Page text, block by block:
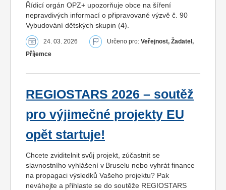
Řídicí orgán OPZ+ upozorňuje obce na šíření
nepravdivých informací o připravované výzvě č. 90
Vybudování dětských skupin (4).
24. 03. 2026 Určeno pro: Veřejnost, Žadatel,
Příjemce
REGIOSTARS 2026 – soutěž
pro výjimečné projekty EU
opět startuje!
Chcete zviditelnit svůj projekt, zúčastnit se
slavnostního vyhlášení v Bruselu nebo vyhrát finance
na propagaci výsledků Vašeho projektu? Pak
neváhejte a přihlaste se do soutěže REGIOSTARS